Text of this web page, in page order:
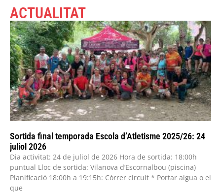
ACTUALITAT
Sortida final temporada Escola d’Atletisme 2025/26: 24
juliol 2026
Dia activitat: 24 de juliol de 2026 Hora de sortida: 18:00h
puntual Lloc de sortida: Vilanova d’Escornalbou (piscina)
Planificació 18:00h a 19:15h: Córrer circuit * Portar aigua o el
que